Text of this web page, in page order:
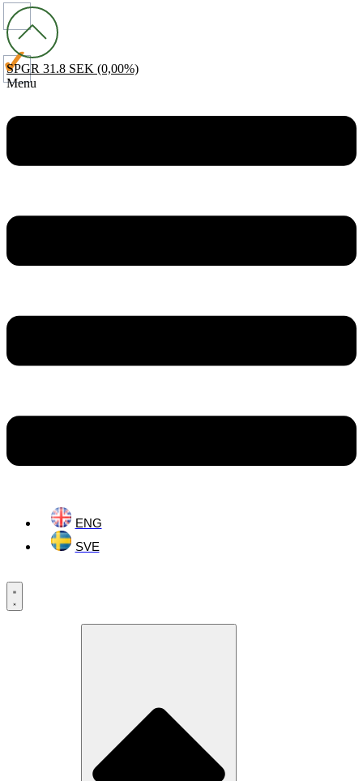
SPGR 31.8 SEK (0,00%)
Menu
ENG
SVE